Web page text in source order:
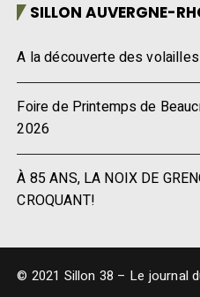
SILLON AUVERGNE-
A la découverte des
Foire de Printemps de
2026
À 85 ANS, LA NOIX DE
CROQUANT!
© 2021 Sillon 38 – Le journal